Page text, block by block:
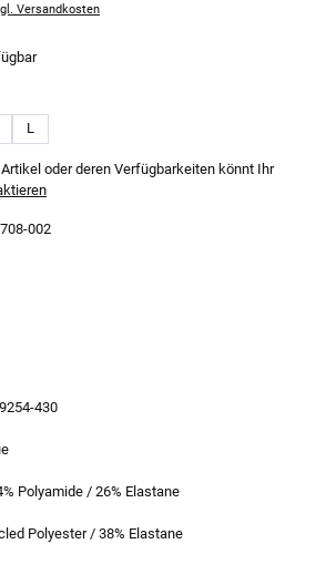
Versandkosten
nicht verfügbar.)
ist zurzeit nicht verfügbar.)
L
oder deren Verfügbarkeiten könnt Ihr
002
430
Polyamide / 26% Elastane
Polyester / 38% Elastane